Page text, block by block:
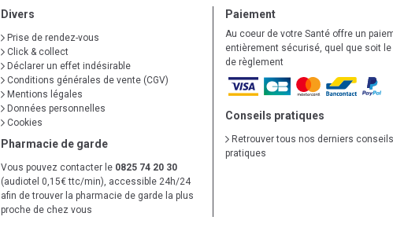
Divers
Prise de rendez-vous
Click & collect
Déclarer un effet indésirable
Conditions générales de vente (CGV)
Mentions légales
Données personnelles
Cookies
Pharmacie de garde
Vous pouvez contacter le 0825 74 20 30
(audiotel 0,15€ ttc/min), accessible 24h/24
afin de trouver la pharmacie de garde la plus
proche de chez vous
Paiement
Au coeur de votre Santé offre un
entièrement sécurisé, quel que soit
de règlement
Conseils pratiques
Retrouver tous nos derniers conseils
pratiques